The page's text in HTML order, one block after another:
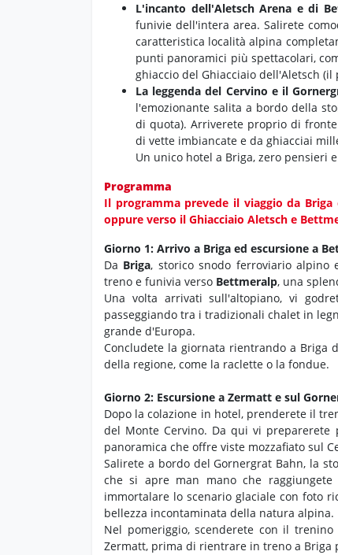
L'incanto dell'Aletsch Arena e di
funivie dell'intera area. Salirete
caratteristica località alpina
punti panoramici più spettacolari,
ghiaccio del Ghiacciaio dell'Aletsch
La leggenda del Cervino e il
l'emozionante salita a bordo della
di quota). Arriverete proprio di
di vette imbiancate e da ghiacciai
Un unico hotel a Briga, zero pensieri
Programma
Il programma prevede il viaggio da
oppure verso il Ghiacciaio Aletsch e
Giorno 1: Arrivo a Briga ed escursione a
Da Briga, storico snodo ferroviario
treno e funivia verso Bettmeralp, una
Una volta arrivati sull'altopiano, vi
passeggiando tra i tradizionali chalet in
grande d'Europa.
Concludete la giornata rientrando a Briga
della regione, come la raclette o la fondue.
Giorno 2: Escursione a Zermatt e sul
Dopo la colazione in hotel, prenderete il
del Monte Cervino. Da qui vi
panoramica che offre viste mozzafiato sul
Salirete a bordo del Gornergrat Bahn, la
che si apre man mano che
immortalare lo scenario glaciale con foto
bellezza incontaminata della natura alpina.
Nel pomeriggio, scenderete con il
Zermatt, prima di rientrare in treno a Briga